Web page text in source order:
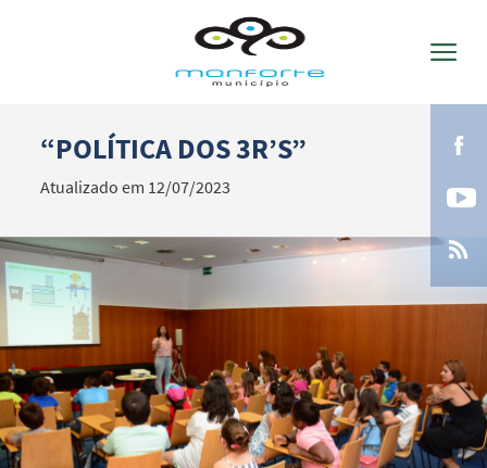
Termo de Pesquisa
Categorias gerais
Filtros
“POLÍTICA DOS 3R’S”
Atualizado em 12/07/2023